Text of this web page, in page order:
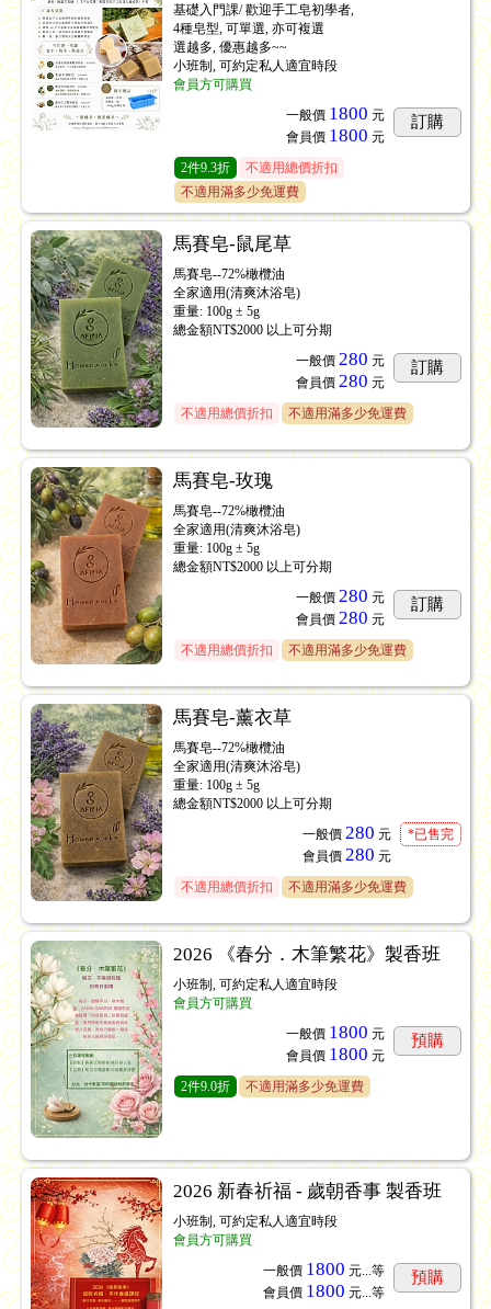
基礎入門課/ 歡迎手工皂初學者,
4種皂型, 可單選, 亦可複選
選越多, 優惠越多~~
小班制, 可約定私人適宜時段
會員方可購買
一般價 1800 元
會員價 1800 元
訂購
2件9.3折
不適用總價折扣
不適用滿多少免運費
馬賽皂-鼠尾草
馬賽皂--72%橄欖油
全家適用(清爽沐浴皂)
重量: 100g ± 5g
總金額NT$2000 以上可分期
一般價 280 元
會員價 280 元
訂購
不適用總價折扣 不適用滿多少免運費
馬賽皂-玫瑰
馬賽皂--72%橄欖油
全家適用(清爽沐浴皂)
重量: 100g ± 5g
總金額NT$2000 以上可分期
一般價 280 元
會員價 280 元
訂購
不適用總價折扣 不適用滿多少免運費
馬賽皂-薰衣草
馬賽皂--72%橄欖油
全家適用(清爽沐浴皂)
重量: 100g ± 5g
總金額NT$2000 以上可分期
一般價 280 元
會員價 280 元
*已售完
不適用總價折扣 不適用滿多少免運費
2026 《春分．木筆繁花》製香班
小班制, 可約定私人適宜時段
會員方可購買
一般價 1800 元
會員價 1800 元
預購
2件9.0折 不適用滿多少免運費
2026 新春祈福 - 歲朝香事 製香班
小班制, 可約定私人適宜時段
會員方可購買
一般價 1800 元...等
會員價 1800 元...等
預購